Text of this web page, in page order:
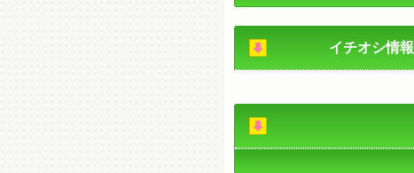
イチオシ情報